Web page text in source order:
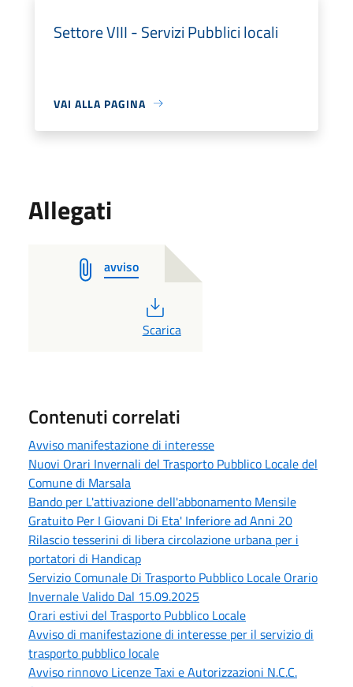
Settore VIII - Servizi Pubblici locali
VAI ALLA PAGINA
Allegati
avviso
PDF
Scarica
Contenuti correlati
Avviso manifestazione di interesse
Nuovi Orari Invernali del Trasporto Pubblico Locale del
Comune di Marsala
Bando per L'attivazione dell'abbonamento Mensile
Gratuito Per I Giovani Di Eta' Inferiore ad Anni 20
Rilascio tesserini di libera circolazione urbana per i
portatori di Handicap
Servizio Comunale Di Trasporto Pubblico Locale Orario
Invernale Valido Dal 15.09.2025
Orari estivi del Trasporto Pubblico Locale
Avviso di manifestazione di interesse per il servizio di
trasporto pubblico locale
Avviso rinnovo Licenze Taxi e Autorizzazioni N.C.C.